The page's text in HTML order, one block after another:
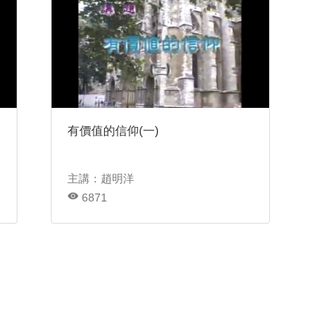
有價值的信仰(一)
主講：趙明洋
6871